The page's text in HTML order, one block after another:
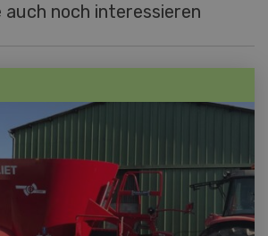
auch noch interessieren